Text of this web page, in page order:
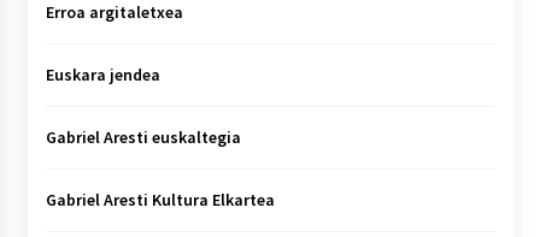
Erroa argitaletxea
Euskara jendea
Gabriel Aresti euskaltegia
Gabriel Aresti Kultura Elkartea